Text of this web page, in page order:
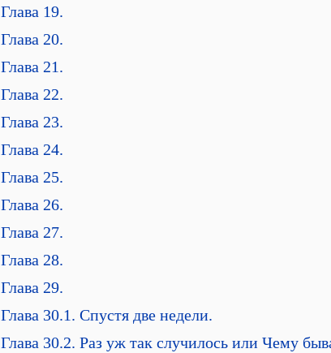
Глава 19.
Глава 20.
Глава 21.
Глава 22.
Глава 23.
Глава 24.
Глава 25.
Глава 26.
Глава 27.
Глава 28.
Глава 29.
Глава 30.1. Спустя две недели.
Глава 30.2. Раз уж так случилось или Чему